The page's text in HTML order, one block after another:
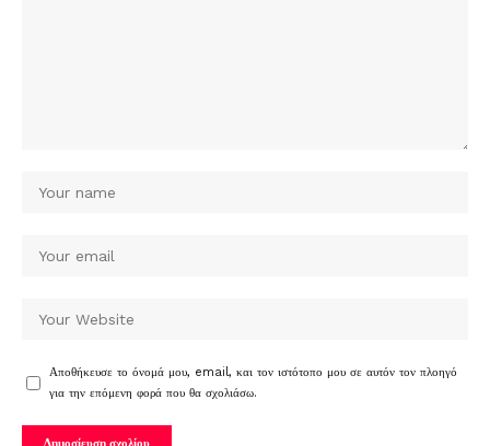
Αποθήκευσε το όνομά μου, email, και τον ιστότοπο μου σε αυτόν τον πλοηγό
για την επόμενη φορά που θα σχολιάσω.